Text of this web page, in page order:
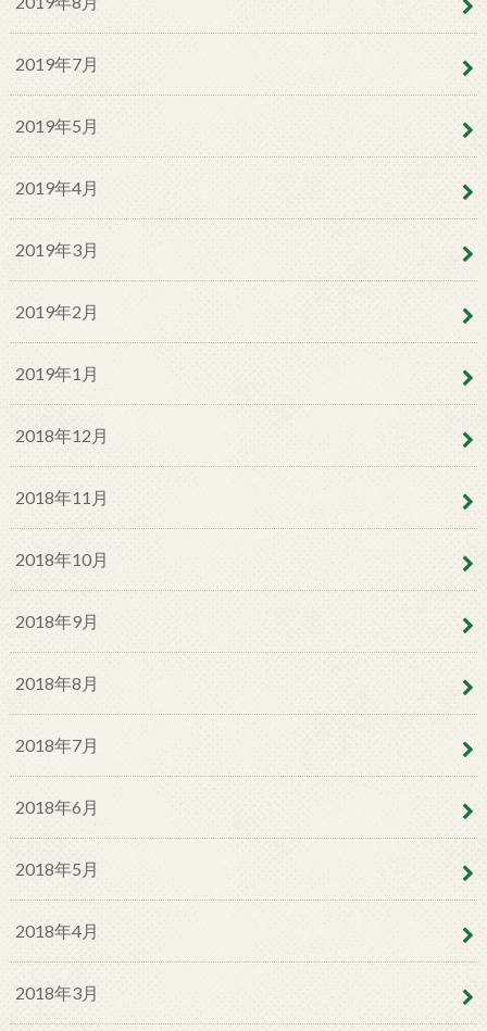
2019年7月
2019年5月
2019年4月
2019年3月
2019年2月
2019年1月
2018年12月
2018年11月
2018年10月
2018年9月
2018年8月
2018年7月
2018年6月
2018年5月
2018年4月
2018年3月